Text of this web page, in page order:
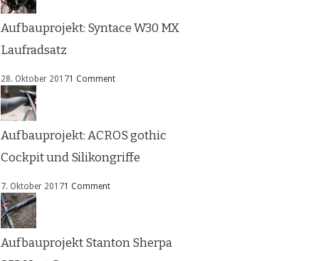
Aufbauprojekt: Syntace W30 MX
Laufradsatz
28. Oktober 20171 Comment
Aufbauprojekt: ACROS gothic
Cockpit und Silikongriffe
7. Oktober 20171 Comment
Aufbauprojekt Stanton Sherpa